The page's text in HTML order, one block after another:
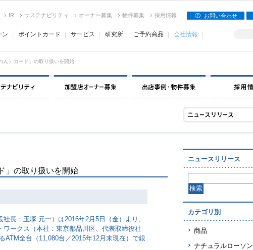
IR サステナビリティ オーナー募集 物件募集 採用情報 お問い合わせ
ン ポイントカード サービス 研究所 ご予約商品 会社情報
ん）カード」の取り扱いを開始
」の取り扱いを開始
長：玉塚 元一）は2016年2月5日（金）より、
ークス（本社：東京都品川区、代表取締役社
全台（11,080台／2015年12月末現在）で銀
ニュースリリース
カテゴリ別
商品
ナチュラルローソン